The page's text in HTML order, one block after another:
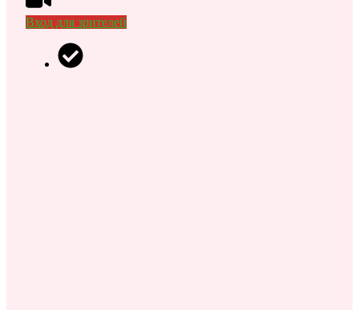
Вход для зрителей